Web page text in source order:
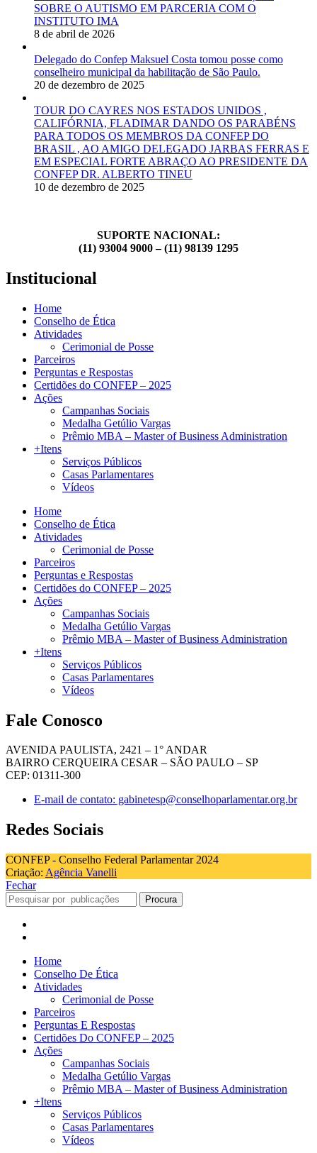
SOBRE O AUTISMO EM PARCERIA COM O
INSTITUTO IMA
8 de abril de 2026
Delegado do Confep Maksuel Costa tomou posse como
conselheiro municipal da habilitação de São Paulo.
20 de dezembro de 2025
TOUR DO CAYRES NOS ESTADOS UNIDOS ,
CALIFÓRNIA, FLADIMAR DANDO OS PARABÉNS
PARA TODOS OS MEMBROS DA CONFEP DO
BRASIL , AO AMIGO DELEGADO JARBAS FERRAS E
EM ESPECIAL FORTE ABRAÇO AO PRESIDENTE DA
CONFEP DR. ALBERTO TINEU
10 de dezembro de 2025
SUPORTE NACIONAL:
(11) 93004 9000 – (11) 98139 1295
Institucional
Home
Conselho de Ética
Atividades
Cerimonial de Posse
Parceiros
Perguntas e Respostas
Certidões do CONFEP – 2025
Ações
Campanhas Sociais
Medalha Getúlio Vargas
Prêmio MBA – Master of Business Administration
+Itens
Serviços Públicos
Casas Parlamentares
Vídeos
Home
Conselho de Ética
Atividades
Cerimonial de Posse
Parceiros
Perguntas e Respostas
Certidões do CONFEP – 2025
Ações
Campanhas Sociais
Medalha Getúlio Vargas
Prêmio MBA – Master of Business Administration
+Itens
Serviços Públicos
Casas Parlamentares
Vídeos
Fale Conosco
AVENIDA PAULISTA, 2421 – 1° ANDAR
BAIRRO CERQUEIRA CESAR – SÃO PAULO – SP
CEP: 01311-300
E-mail de contato: gabinetesp@conselhoparlamentar.org.br
Redes Sociais
CONFEP - Conselho Federal Parlamentar 2024
Criação: Agência Vanelli
Fechar
Procura
Home
Conselho De Ética
Atividades
Cerimonial de Posse
Parceiros
Perguntas E Respostas
Certidões Do CONFEP – 2025
Ações
Campanhas Sociais
Medalha Getúlio Vargas
Prêmio MBA – Master of Business Administration
+Itens
Serviços Públicos
Casas Parlamentares
Vídeos